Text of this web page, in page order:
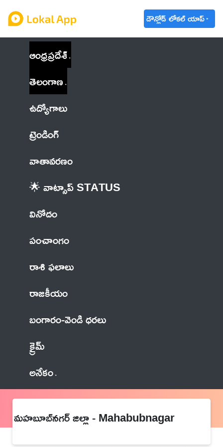
డౌన్లోడ్ లోకల్ యాప్
ఆంధ్రప్రదేశ్
తెలంగాణ
ఉద్యోగాలు
ట్రెండింగ్
వాతావరణం
🌟 వాట్సాప్ STATUS
వినోదం
పంచాంగం
రాశి ఫలాలు
రాజకీయం
బంగారం-వెండి ధరలు
క్రైమ్
అనేకం
మహబూబ్‌నగర్ జిల్లా - Mahabubnagar